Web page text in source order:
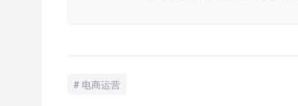
电商运营